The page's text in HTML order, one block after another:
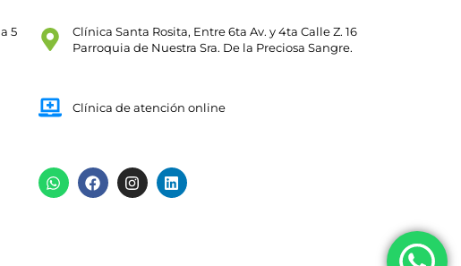
5
Clínica Santa Rosita, Entre 6ta Av. y 4ta Calle Z. 16
Parroquia de Nuestra Sra. De la Preciosa Sangre.
Clínica de atención online